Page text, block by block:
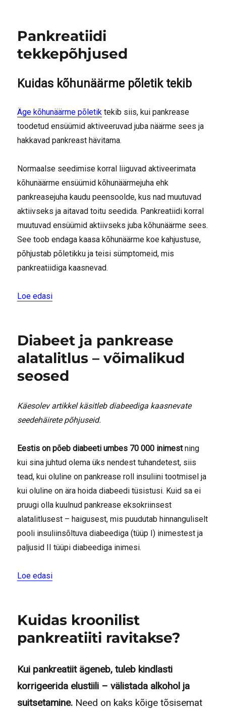
Pankreatiidi
tekkepõhjused
Kuidas kõhunäärme põletik tekib
Äge kõhunäärme põletik tekib siis, kui pankrease
toodetud ensüümid aktiveeruvad juba näärme sees ja
hakkavad pankreast hävitama.
Normaalse seedimise korral liiguvad aktiveerimata
kõhunäärme ensüümid kõhunäärmejuha ehk
pankreasejuha kaudu peensoolde, kus nad muutuvad
aktiivseks ja aitavad toitu seedida. Pankreatiidi korral
muutuvad ensüümid aktiivseks juba kõhunäärme sees.
See toob endaga kaasa kõhunäärme koe kahjustuse,
põhjustab põletikku ja teisi sümptomeid, mis
pankreatiidiga kaasnevad.
Loe edasi“Pankreatiidi tekkepõhjused”
Diabeet ja pankrease
alatalitlus – võimalikud
seosed
Käesolev artikkel käsitleb diabeediga kaasnevate
seedehäirete põhjuseid.
Eestis on põeb diabeeti umbes 70 000 inimestning
kui sina juhtud olema üks nendest tuhandetest, siis
tead, kui oluline on pankrease roll insuliini tootmisel ja
kui oluline on ära hoida diabeedi tüsistusi. Kuid sa ei
pruugi olla kuulnud pankrease eksokriinsest
alatalitlusest – haigusest, mis puudutab hinnanguliselt
pooli insuliinsõltuva diabeediga (tüüp I) inimestest ja
paljusid II tüüpi diabeediga inimesi.
Loe edasi“Diabeet ja pankrease alatalitlus – võimalikud
Kuidas kroonilist
pankreatiiti ravitakse?
Kui pankreatiit ägeneb, tuleb kindlasti
korrigeerida elustiili – välistada alkohol ja
suitsetamine. Need on kaks kõige tõsisemat